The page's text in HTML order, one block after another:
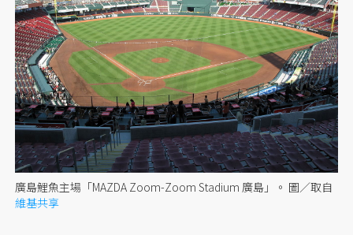
廣島鯉魚主場「MAZDA Zoom-Zoom Stadium 廣島」。 圖／取自
維基共享